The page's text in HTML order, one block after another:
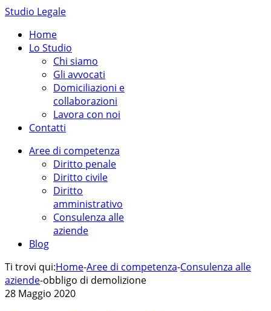
Studio Legale
Home
Lo Studio
Chi siamo
Gli avvocati
Domiciliazioni e
collaborazioni
Lavora con noi
Contatti
Aree di competenza
Diritto penale
Diritto civile
Diritto
amministrativo
Consulenza alle
aziende
Blog
Ti trovi qui:Home-Aree di competenza-Consulenza alle
aziende-obbligo di demolizione
28 Maggio 2020